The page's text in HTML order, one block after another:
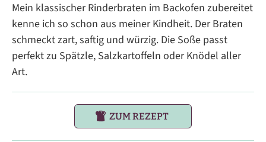
Mein klassischer Rinderbraten im Backofen zubereitet
kenne ich so schon aus meiner Kindheit. Der Braten
schmeckt zart, saftig und würzig. Die Soße passt
perfekt zu Spätzle, Salzkartoffeln oder Knödel aller
Art.
ZUM REZEPT